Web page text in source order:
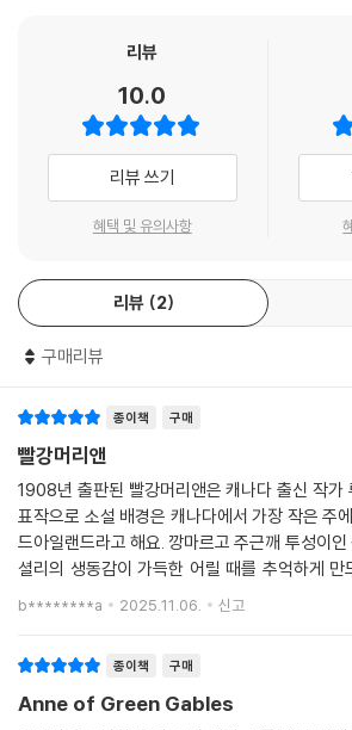
리뷰
10.0
리뷰 쓰기
혜택 및 유의사항
리뷰 2
구매리뷰
종이책 구매
빨강머리앤
1908년 출판된 빨강머리앤은 캐나다 출신 작가
표작으로 소설 배경은 캐나다에서 가장 작은 주
드아일랜드라고 해요. 깡마르고 주근깨 투성이
셜리의 생동감이 가득한 어릴 때를 추억하게 만
작품입니다.
b********a 2025.11.06. 신고
종이책 구매
Anne of Green Gables